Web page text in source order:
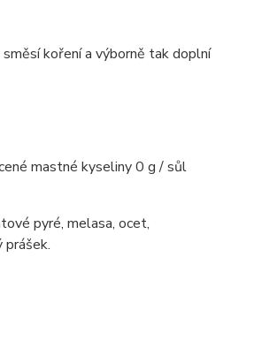
koření a výborně tak doplní
mastné kyseliny 0 g / sůl
pyré, melasa, ocet,
prášek.